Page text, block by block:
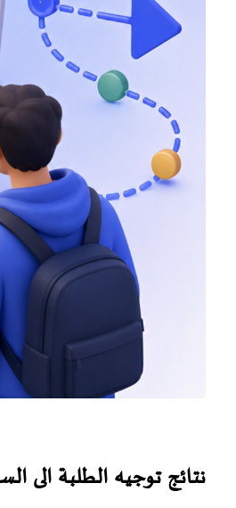
نتائج توجيه الطلبة الى